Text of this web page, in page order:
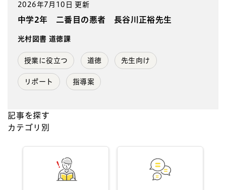
2026年7月10日 更新
中学2年 二番目の悪者 長谷川正裕先生
光村図書 道徳課
授業に役立つ 道徳 先生向け
リポート 指導案
記事を探す
カテゴリ別